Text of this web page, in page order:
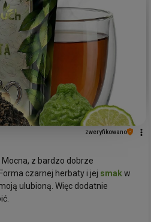
zweryfikowano
z bardzo dobrze
. Forma czarnej herbaty i jej smakw
ulubioną. Więc dodatnie